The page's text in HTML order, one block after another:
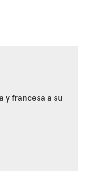
y francesa a su